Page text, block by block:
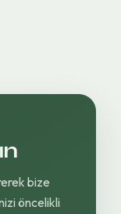
bize
öncelikli